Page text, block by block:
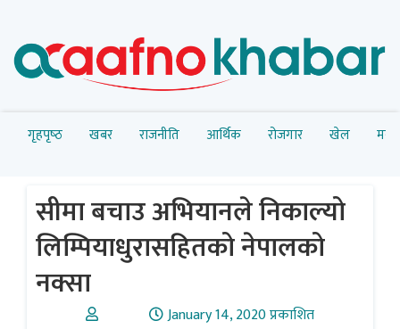
गृहपृष्‍ठ खबर राजनीति आर्थिक रोजगार खेल
सीमा बचाउ अभियानले निकाल्यो
लिम्पियाधुरासहितको नेपालको
नक्सा
January 14, 2020 प्रकाशित